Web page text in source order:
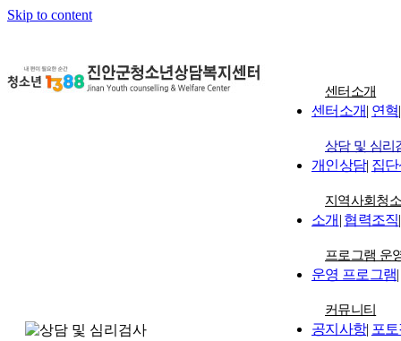
Skip to content
센터소개
센터소개| 연혁|
상담 및 심리
개인상담| 집
지역사회청
소개 | 협력조직|
프로그램 운
운영 프로그램|
커뮤니티
공지사항| 포